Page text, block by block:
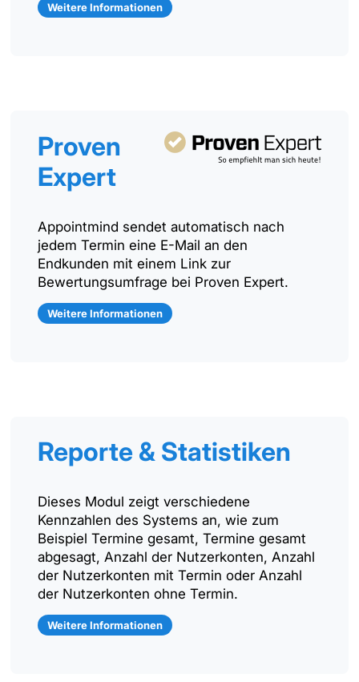
Weitere Informationen
Proven
Expert
Appointmind sendet automatisch nach
jedem Termin eine E-Mail an den
Endkunden mit einem Link zur
Bewertungsumfrage bei Proven Expert.
Weitere Informationen
Reporte & Statistiken
Dieses Modul zeigt verschiedene
Kennzahlen des Systems an, wie zum
Beispiel Termine gesamt, Termine gesamt
abgesagt, Anzahl der Nutzerkonten, Anzahl
der Nutzerkonten mit Termin oder Anzahl
der Nutzerkonten ohne Termin.
Weitere Informationen